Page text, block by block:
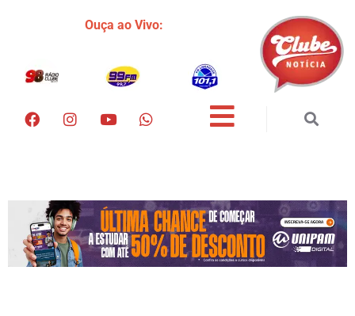
Ouça ao Vivo: